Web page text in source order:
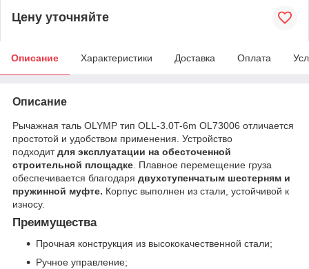
Цену уточняйте
Описание Характеристики Доставка Оплата
Описание
Рычажная таль OLYMP тип OLL-3.0T-6m OL73006 отличается
простотой и удобством применения. Устройство
подходитдля эксплуатации на обесточенной
строительной площадке . Плавное перемещение груза
обеспечивается благодаря двухступенчатым шестерням и
пружинной муфте. Корпус выполнен из стали, устойчивой к
износу.
Преимущества
Прочная конструкция из высококачественной стали;
Ручное управление;